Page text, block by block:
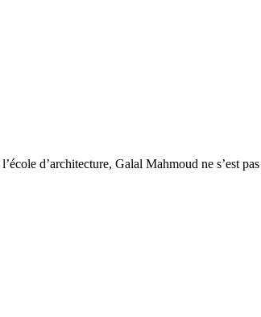
d’architecture, Galal Mahmoud ne s’est